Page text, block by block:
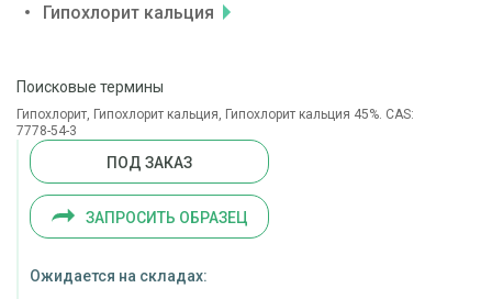
Гипохлорит кальция
Поисковые термины
Гипохлорит, Гипохлорит кальция, Гипохлорит кальция 45%. CAS:
7778-54-3
ПОД ЗАКАЗ
ЗАПРОСИТЬ ОБРАЗЕЦ
Ожидается на складах: